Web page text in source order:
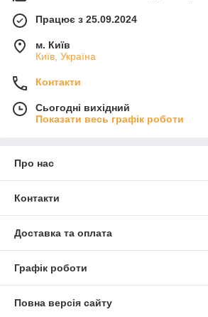
Працює з 25.09.2024
м. Київ
Київ, Україна
Контакти
Сьогодні вихідний
Показати весь графік роботи
Про нас
Контакти
Доставка та оплата
Графік роботи
Повна версія сайту